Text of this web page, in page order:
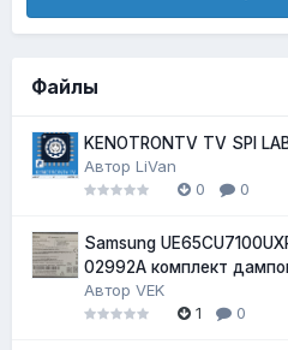
Файлы
KENOTRONTV TV SPI
Автор LiVan
0
0
Samsung
02992A комплект
Автор VEK
1
0